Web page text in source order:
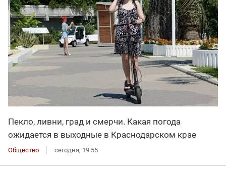
Пекло, ливни, град и смерчи. Какая погода
ожидается в выходные в Краснодарском крае
Общество сегодня, 19:55